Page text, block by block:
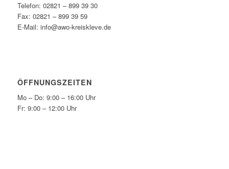
Telefon: 02821 – 899 39 30
Fax: 02821 – 899 39 59
E-Mail: info@awo-kreiskleve.de
ÖFFNUNGSZEITEN
Mo – Do: 9:00 – 16:00 Uhr
Fr: 9:00 – 12:00 Uhr